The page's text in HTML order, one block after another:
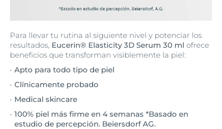
Para llevar tu rutina al siguiente nivel y potenciar los
resultados, Eucerin® Elasticity 3D Serum 30 ml ofrece
beneficios que transforman visiblemente la piel:
Apto para todo tipo de piel
Clínicamente probado
Medical skincare
100% piel más firme en 4 semanas *Basado en
estudio de percepción. Beiersdorf AG.